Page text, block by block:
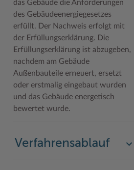
Woche der Seelischen Gesundheit
#MeinStormarn
Karrieretag
Zahlen, Daten, Fakten
das Gebäude die Anforderungen
des Gebäudeenergiegesetzes
erfüllt. Der Nachweis erfolgt mit
der Erfüllungserklärung. Die
Erfüllungserklärung ist abzugeben,
nachdem am Gebäude
Außenbauteile erneuert, ersetzt
oder erstmalig eingebaut wurden
und das Gebäude energetisch
bewertet wurde.
Verfahrensablauf